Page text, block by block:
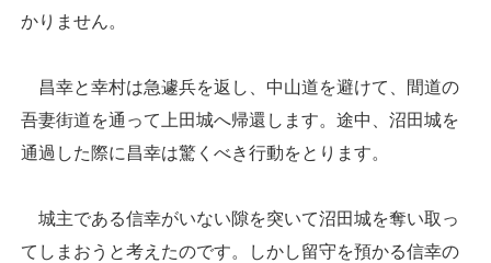
かりません。
昌幸と幸村は急遽兵を返し、中山道を避けて、間道の
吾妻街道を通って上田城へ帰還します。途中、沼田城を
通過した際に昌幸は驚くべき行動をとります。
城主である信幸がいない隙を突いて沼田城を奪い取っ
てしまおうと考えたのです。しかし留守を預かる信幸の